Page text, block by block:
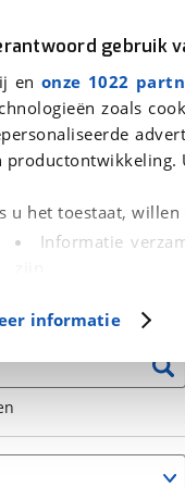
gebruik
en onze 1022
zoals
productontwikkeling.
u het toestaat, willen
Informatie
(fingerprinting)
in. U
cookies en
cookies
informatie
Fiets Motor
voor je